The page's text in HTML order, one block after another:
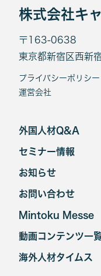
株式会社キ
〒163-0638
東京都新宿区西新
プライバシーポリシー
運営会社
外国人材Q&A
セミナー情報
お知らせ
お問い合わせ
Mintoku Messe
海外人材タイムス
動画コンテンツ一